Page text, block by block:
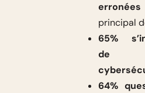
erronées
principal
65%
64%